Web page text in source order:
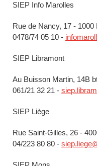
SIEP Info Marolles
Rue de Nancy, 17 - 1000
0478/74 05 10 -
SIEP Libramont
Au Buisson Martin, 14B
061/21 32 21 -
SIEP Liège
Rue Saint-Gilles, 26 -
04/223 80 80 -